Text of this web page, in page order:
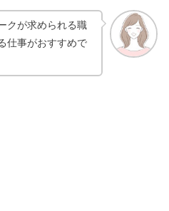
クが求められる職
仕事がおすすめで